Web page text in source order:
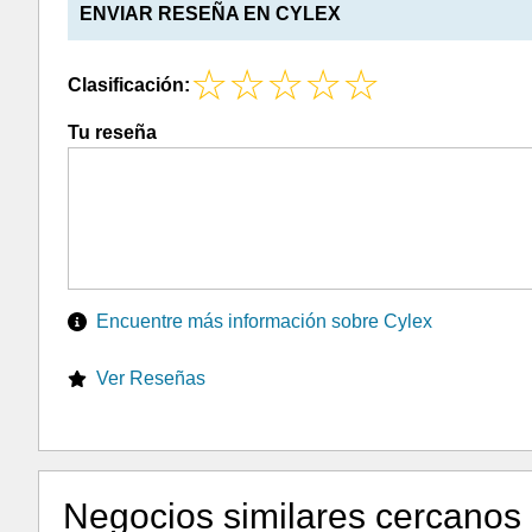
ENVIAR RESEÑA EN CYLEX
Clasificación:
Tu reseña
Encuentre más información sobre Cylex
Ver Reseñas
Negocios similares cercanos